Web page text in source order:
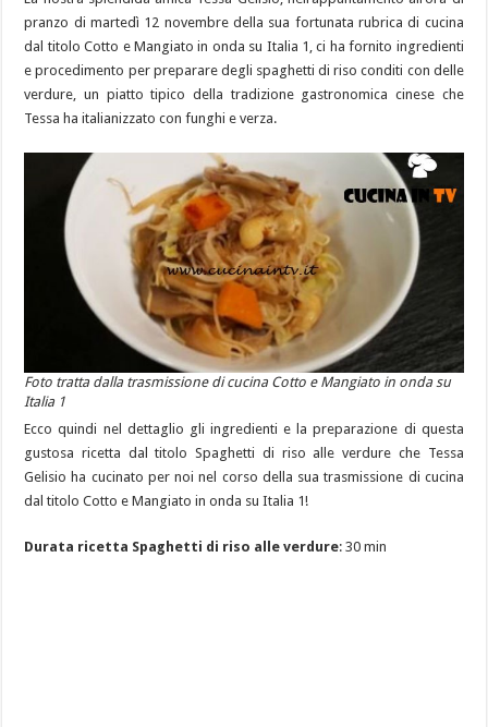
pranzo di martedì 12 novembre della sua fortunata rubrica di cucina
dal titolo Cotto e Mangiato in onda su Italia 1, ci ha fornito ingredienti
e procedimento per preparare degli spaghetti di riso conditi con delle
verdure, un piatto tipico della tradizione gastronomica cinese che
Tessa ha italianizzato con funghi e verza.
Foto tratta dalla trasmissione di cucina Cotto e Mangiato in onda su
Italia 1
Ecco quindi nel dettaglio gli ingredienti e la preparazione di questa
gustosa ricetta dal titolo Spaghetti di riso alle verdure che Tessa
Gelisio ha cucinato per noi nel corso della sua trasmissione di cucina
dal titolo Cotto e Mangiato in onda su Italia 1!
Durata ricetta Spaghetti di riso alle verdure: 30 min